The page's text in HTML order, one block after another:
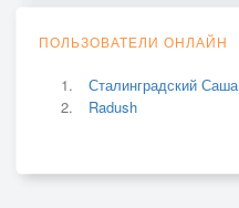
ПОЛЬЗОВАТЕЛИ ОНЛАЙН
Сталинградский Саша
Radush